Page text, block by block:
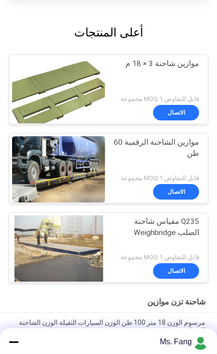
أعلى المنتجات
موازين شاحنة 3 × 18 م
قابل للتفاوض MOQ:1 مجموعة
الاتصال
موازين الشاحنة الرقمية 60
طن
قابل للتفاوض MOQ:1 مجموعة
الاتصال
Q235 مقياس شاحنة
الصلب Weighbridge
قابل للتفاوض MOQ:1 مجموعة
الاتصال
شاحنة تزن موازين
مرسوم الوزن 18 متر 100 طن الوزن السيارات الثقيلة الوزن الشاحنة
الميزان
Ms. Fang